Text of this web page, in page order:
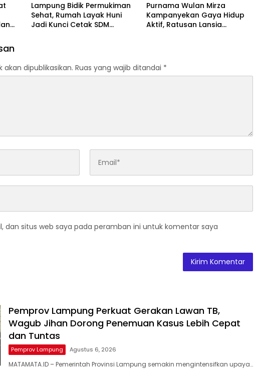
Lampung Bidik Permukiman
Sehat, Rumah Layak Huni
Jadi Kunci Cetak SDM
Purnama Wulan Mirza
Kampanyekan Gaya Hidup
Aktif, Ratusan Lansia
dipublikasikan. Ruas yang wajib ditandai *
dan situs web saya pada peramban ini untuk komentar saya
Pemprov Lampung Perkuat Gerakan Lawan TB,
Wagub Jihan Dorong Penemuan Kasus Lebih Cepat
dan Tuntas
Pemprov Lampung Agustus 6, 2026
MATAMATA.ID – Pemerintah Provinsi Lampung semakin mengintensifkan upaya…